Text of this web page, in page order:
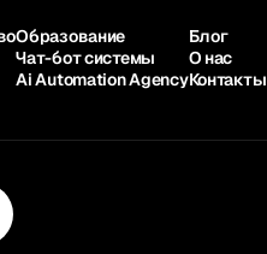
Образование
Чат-бот системы
Ai Automation Agency
Блог
О нас
Контакты